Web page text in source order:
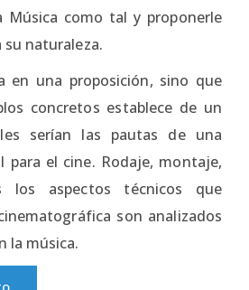
Música como tal y proponerle
naturaleza.
en una proposición, sino que
concretos establece de un
serían las pautas de una
para el cine. Rodaje, montaje,
los aspectos técnicos que
son analizados
la música.